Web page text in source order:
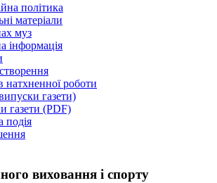
політика
матеріали
муз
інформація
натхненної роботи
газети)
газети (PDF)
подія
виховання і спорту